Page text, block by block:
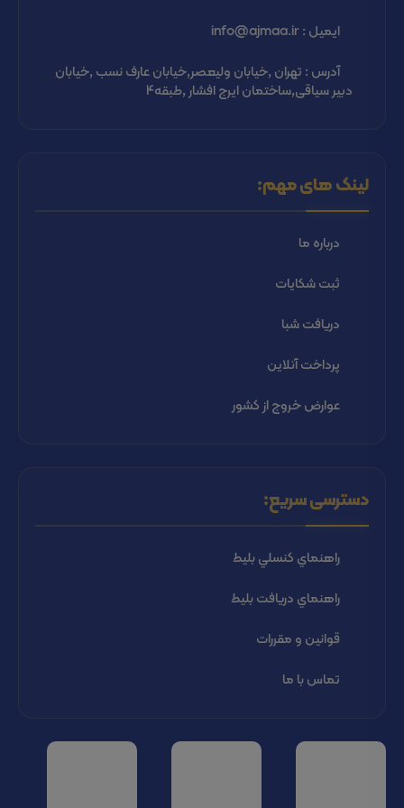
ایمیل : info@ajmaa.ir
آدرس : تهران ,خیابان ولیعصر,خیابان عارف نسب ,خیابان
دبیر سیاقی,ساختمان ایرج افشار ,طبقه4
لینک های مهم:
درباره ما
ثبت شكايات
دریافت شبا
پرداخت آنلاین
عوارض خروج از کشور
دسترسی سریع:
راهنماي كنسلي بليط
راهنماي دریافت بليط
قوانین و مقررات
تماس با ما